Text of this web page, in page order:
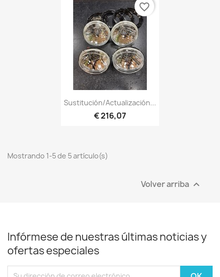
Sustitución/actualización...
€ 216,07
favorite_border
Mostrando 1-5 de 5 artículo(s)
Volver arriba 
Infórmese de nuestras últimas noticias y
ofertas especiales